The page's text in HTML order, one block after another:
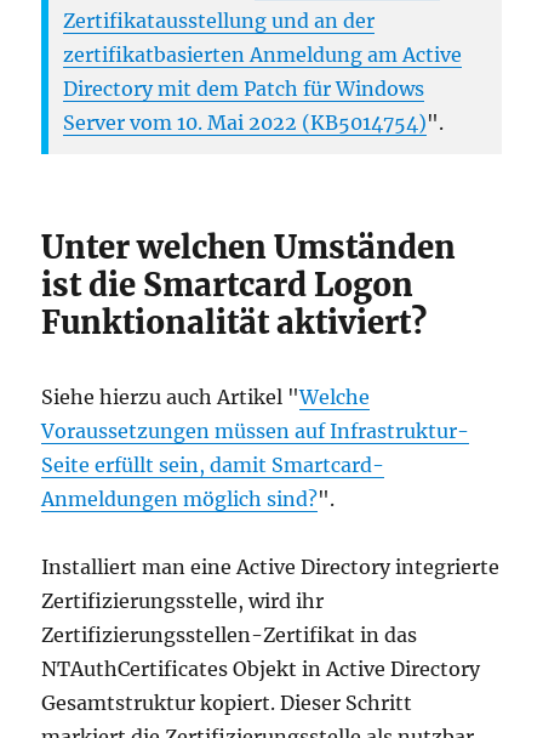
Zertifikatausstellung und an der
zertifikatbasierten Anmeldung am Active
Directory mit dem Patch für Windows
Server vom 10. Mai 2022 (KB5014754)".
Unter welchen Umständen
ist die Smartcard Logon
Funktionalität aktiviert?
Siehe hierzu auch Artikel "Welche
Voraussetzungen müssen auf Infrastruktur-
Seite erfüllt sein, damit Smartcard-
Anmeldungen möglich sind?".
Installiert man eine Active Directory integrierte
Zertifizierungsstelle, wird ihr
Zertifizierungsstellen-Zertifikat in das
NTAuthCertificates Objekt in Active Directory
Gesamtstruktur kopiert. Dieser Schritt